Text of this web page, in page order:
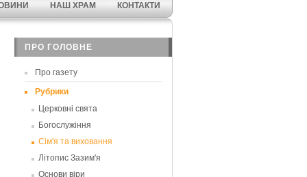
НАШ ХРАМ КОНТАКТИ
ПРО ГОЛОВНЕ
Про газету
Рубрики
Церковні свята
Богослужіння
Сім'я та виховання
Літопис Зазим'я
Основи віри